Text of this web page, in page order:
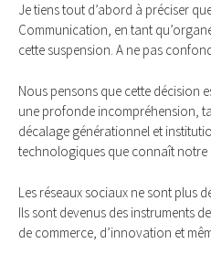
Je tiens tout d’abord à préciser
Communication, en tant
cette suspension. A ne pas
Nous pensons que cette décision
une profonde incompréhension,
décalage générationnel et
technologiques que connaît notre
Les réseaux sociaux ne sont plus
Ils sont devenus des instruments
de commerce, d’innovation et